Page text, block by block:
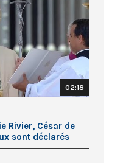
02:18
Rivier, César de
sont déclarés